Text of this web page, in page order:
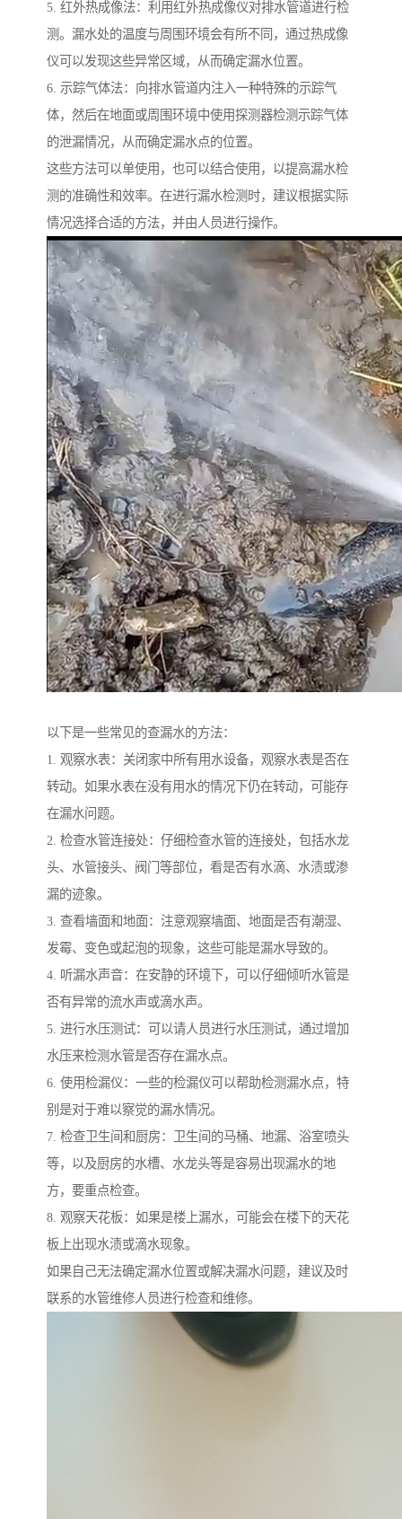
5. 红外热成像法：利用红外热成像仪对排水管道进行检
测。漏水处的温度与周围环境会有所不同，通过热成像
仪可以发现这些异常区域，从而确定漏水位置。
6. 示踪气体法：向排水管道内注入一种特殊的示踪气
体，然后在地面或周围环境中使用探测器检测示踪气体
的泄漏情况，从而确定漏水点的位置。
这些方法可以单使用，也可以结合使用，以提高漏水检
测的准确性和效率。在进行漏水检测时，建议根据实际
情况选择合适的方法，并由人员进行操作。
以下是一些常见的查漏水的方法：
1. 观察水表：关闭家中所有用水设备，观察水表是否在
转动。如果水表在没有用水的情况下仍在转动，可能存
在漏水问题。
2. 检查水管连接处：仔细检查水管的连接处，包括水龙
头、水管接头、阀门等部位，看是否有水滴、水渍或渗
漏的迹象。
3. 查看墙面和地面：注意观察墙面、地面是否有潮湿、
发霉、变色或起泡的现象，这些可能是漏水导致的。
4. 听漏水声音：在安静的环境下，可以仔细倾听水管是
否有异常的流水声或滴水声。
5. 进行水压测试：可以请人员进行水压测试，通过增加
水压来检测水管是否存在漏水点。
6. 使用检漏仪：一些的检漏仪可以帮助检测漏水点，特
别是对于难以察觉的漏水情况。
7. 检查卫生间和厨房：卫生间的马桶、地漏、浴室喷头
等，以及厨房的水槽、水龙头等是容易出现漏水的地
方，要重点检查。
8. 观察天花板：如果是楼上漏水，可能会在楼下的天花
板上出现水渍或滴水现象。
如果自己无法确定漏水位置或解决漏水问题，建议及时
联系的水管维修人员进行检查和维修。